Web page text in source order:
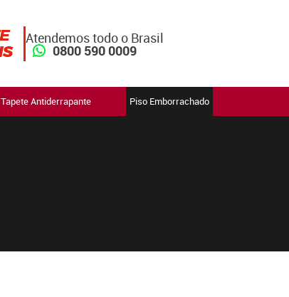
Atendemos todo o Brasil
0800 590 0009
Tapete Antiderrapante Piso Emborrachado